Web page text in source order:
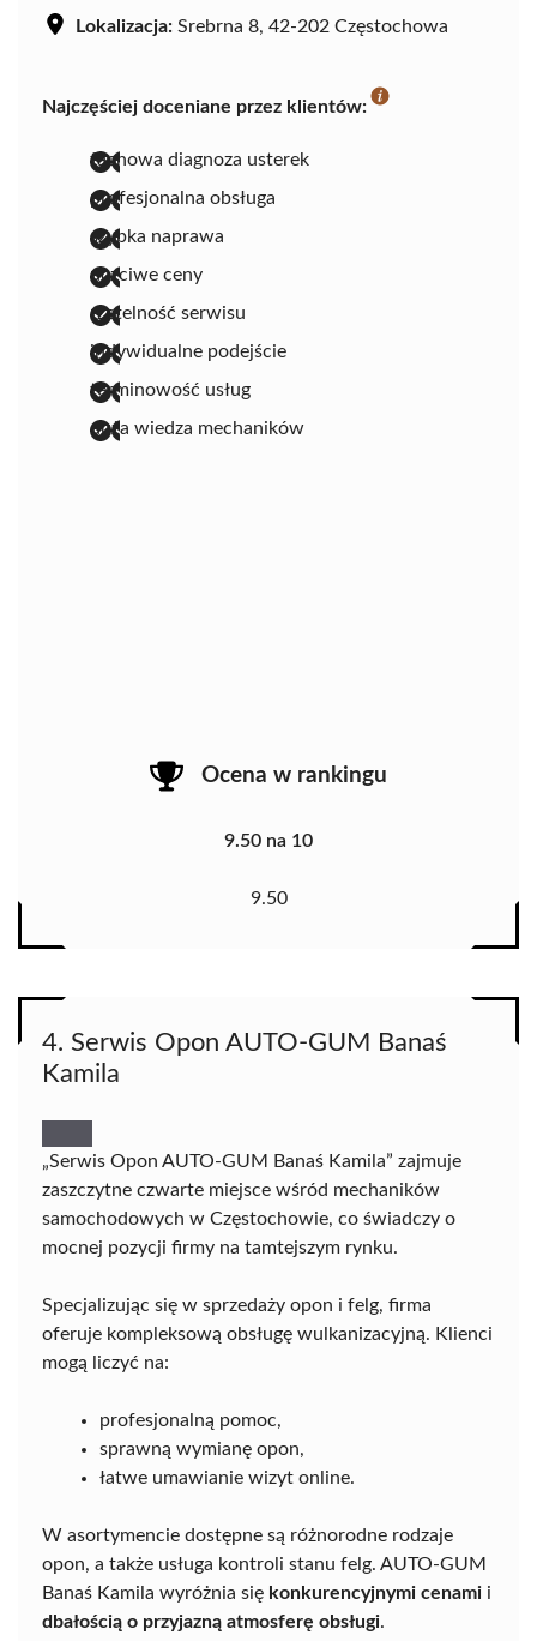
Lokalizacja: Srebrna 8, 42-202 Częstochowa
Najczęściej doceniane przez klientów:
fachowa diagnoza usterek
profesjonalna obsługa
szybka naprawa
uczciwe ceny
rzetelność serwisu
indywidualne podejście
terminowość usług
duża wiedza mechaników
Ocena w rankingu
9.50 na 10
9.50
4. Serwis Opon AUTO-GUM Banaś
Kamila
„Serwis Opon AUTO-GUM Banaś Kamila” zajmuje
zaszczytne czwarte miejsce wśród mechaników
samochodowych w Częstochowie, co świadczy o
mocnej pozycji firmy na tamtejszym rynku.
Specjalizując się w sprzedaży opon i felg, firma
oferuje kompleksową obsługę wulkanizacyjną. Klienci
mogą liczyć na:
profesjonalną pomoc,
sprawną wymianę opon,
łatwe umawianie wizyt online.
W asortymencie dostępne są różnorodne rodzaje
opon, a także usługa kontroli stanu felg. AUTO-GUM
Banaś Kamila wyróżnia się konkurencyjnymi cenami i
dbałością o przyjazną atmosferę obsługi.